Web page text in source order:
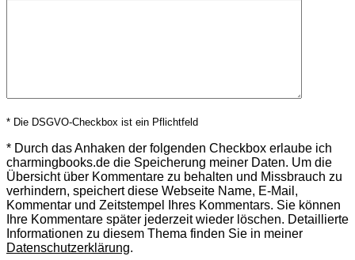
* Die DSGVO-Checkbox ist ein Pflichtfeld
* Durch das Anhaken der folgenden Checkbox erlaube ich
charmingbooks.de die Speicherung meiner Daten. Um die
Übersicht über Kommentare zu behalten und Missbrauch zu
verhindern, speichert diese Webseite Name, E-Mail,
Kommentar und Zeitstempel Ihres Kommentars. Sie können
Ihre Kommentare später jederzeit wieder löschen. Detaillierte
Informationen zu diesem Thema finden Sie in meiner
Datenschutzerklärung.